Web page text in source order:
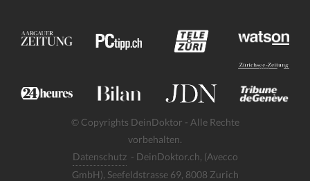
© Copyrights DeinDoktor - Alle Rechte
vorbehalten.
Datenschutz - DeinDoktor.ch, (Avecco
GmbH), Seefeldstrasse 69, 8008 Zurich